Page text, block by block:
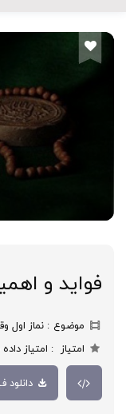
فواید و
موضوع
نماز اول
امتیاز
امتیاز
دانلود